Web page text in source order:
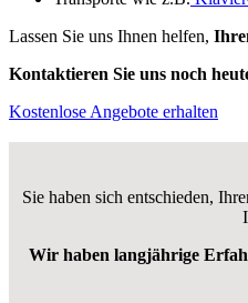
Lassen Sie uns Ihnen helfen,
Kontaktieren Sie uns noch
Kostenlose Angebote erhalten
Sie haben sich entschieden,
Wir haben langjährige